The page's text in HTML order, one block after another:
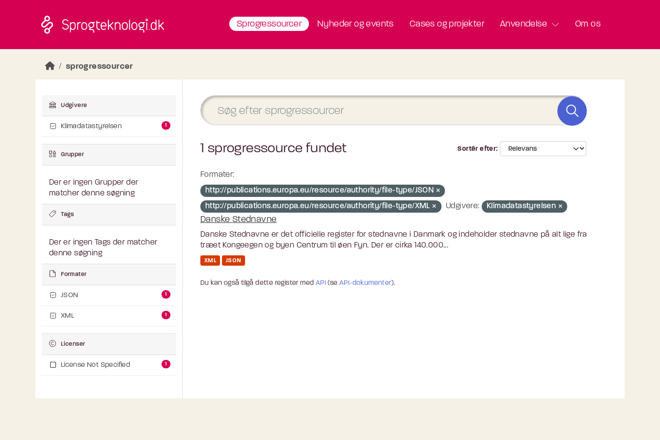
Sprogressourcer Nyheder og events Cases og projekter Anvendelse Om os
sprogressourcer
Udgivere
Klimadatastyrelsen 1
Grupper
Der er ingen Grupper der
matcher denne søgning
Tags
Der er ingen Tags der matcher
denne søgning
Formater
JSON 1
XML 1
Licenser
License Not Specified 1
Sortér efter
1 sprogressource fundet
Formater:
http://publications.europa.eu/resource/authority/file-type/JSON
http://publications.europa.eu/resource/authority/file-type/XML
Udgivere: Klimadatastyrelsen
Danske Stednavne
Danske Stednavne er det officielle register for stednavne i Danmark og indeholder stednavne på alt lige fra
træet Kongeegen og byen Centrum til øen Fyn. Der er cirka 140.000...
XML JSON
Du kan også tilgå dette register med API (seAPI-dokumenter).